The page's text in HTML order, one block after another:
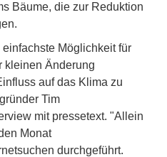
Bäume, die zur Reduktion
Möglichkeit für
kleinen Änderung
auf das Klima zu
Tim
mit pressetext. "Allein
Monat
durchgeführt.